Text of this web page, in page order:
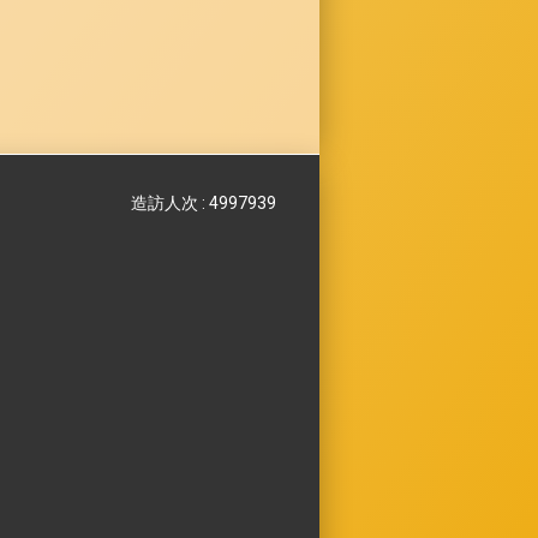
造訪人次 : 4997939